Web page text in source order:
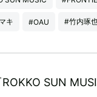
キ #OAU #竹内琢
ROKKO SUN